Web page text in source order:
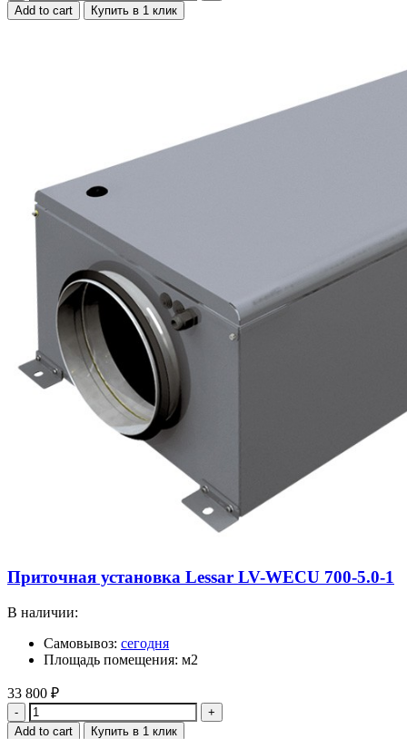
Add to cart Купить в 1 клик
Приточная установка Lessar LV-WECU 700-5.0-1
В наличии:
Самовывоз: сегодня
Площадь помещения: м2
33 800 ₽
Quantity
Add to cart Купить в 1 клик